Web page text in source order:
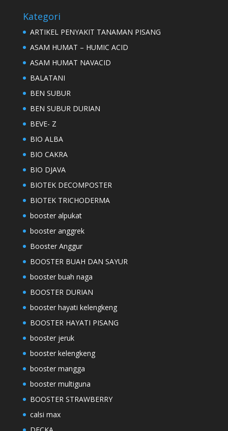
Kategori
ARTIKEL PENYAKIT TANAMAN PISANG
ASAM HUMAT – HUMIC ACID
ASAM HUMAT NAVACID
BALATANI
BEN SUBUR
BEN SUBUR DURIAN
BEVE- Z
BIO ALBA
BIO CAKRA
BIO DJAVA
BIOTEK DECOMPOSTER
BIOTEK TRICHODERMA
booster alpukat
booster anggrek
Booster Anggur
BOOSTER BUAH DAN SAYUR
booster buah naga
BOOSTER DURIAN
booster hayati kelengkeng
BOOSTER HAYATI PISANG
booster jeruk
booster kelengkeng
booster mangga
booster multiguna
BOOSTER STRAWBERRY
calsi max